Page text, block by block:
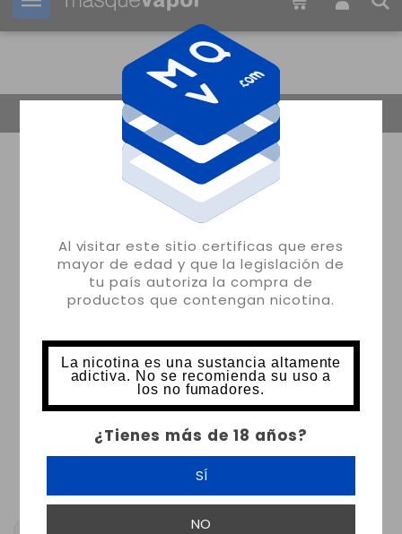
Al visitar este sitio certificas que eres
mayor de edad y que la legislación de
tu país autoriza la compra de
productos que contengan nicotina.
La nicotina es una sustancia altamente
adictiva. No se recomienda su uso a
los no fumadores.
¿Tienes más de 18 años?
SÍ
NO
Tu pedido puede ser enviado en 11m: 57s